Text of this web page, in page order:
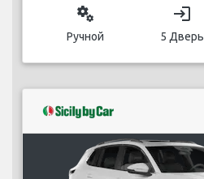
miscellaneous_services
Ручной
login
5 Дверь